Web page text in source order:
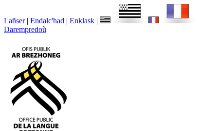
Lañser | Endalc'had | Enklask |
Darempredoù